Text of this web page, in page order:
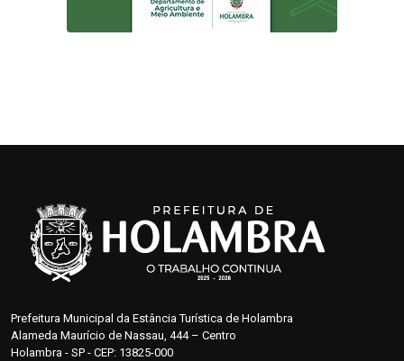
Prefeitura Municipal da Estância Turística de Holambra
Alameda Maurício de Nassau, 444 – Centro
Holambra - SP - CEP: 13825-000